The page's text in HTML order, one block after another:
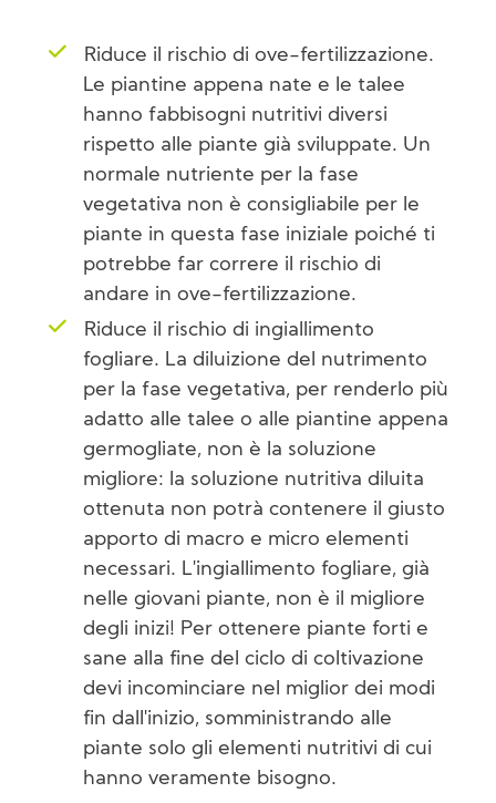
Riduce il rischio di ove-fertilizzazione.
Le piantine appena nate e le talee
hanno fabbisogni nutritivi diversi
rispetto alle piante già sviluppate. Un
normale nutriente per la fase
vegetativa non è consigliabile per le
piante in questa fase iniziale poiché ti
potrebbe far correre il rischio di
andare in ove-fertilizzazione.
Riduce il rischio di ingiallimento
fogliare. La diluizione del nutrimento
per la fase vegetativa, per renderlo più
adatto alle talee o alle piantine appena
germogliate, non è la soluzione
migliore: la soluzione nutritiva diluita
ottenuta non potrà contenere il giusto
apporto di macro e micro elementi
necessari. L'ingiallimento fogliare, già
nelle giovani piante, non è il migliore
degli inizi! Per ottenere piante forti e
sane alla fine del ciclo di coltivazione
devi incominciare nel miglior dei modi
fin dall'inizio, somministrando alle
piante solo gli elementi nutritivi di cui
hanno veramente bisogno.